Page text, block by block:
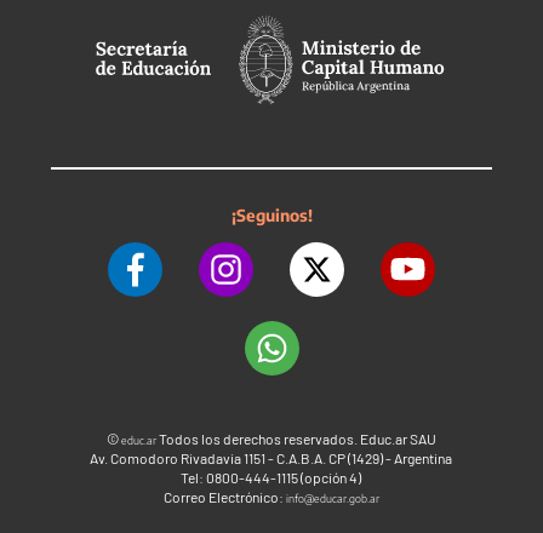
¡Seguinos!
©educ.arTodos los derechos reservados. Educ.ar SAU
Av. Comodoro Rivadavia 1151 - C.A.B.A. CP (1429) - Argentina
Tel: 0800-444-1115 (opción 4)
Correo Electrónico: info@educar.gob.ar